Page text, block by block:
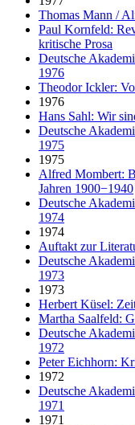
Thomas Mann /
Paul Kornfeld:
kritische Prosa
Deutsche
1976
Theodor Ickler:
1976
Hans Sahl: Wir
Deutsche
1975
1975
Alfred Mombert:
Jahren 1900−1940
Deutsche
1974
1974
Auftakt zur
Deutsche
1973
1973
Herbert Küsel:
Martha Saalfeld:
Deutsche
1972
Peter Eichhorn:
1972
Deutsche
1971
1971